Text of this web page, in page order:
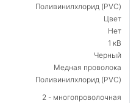
Поливинилхлорид (PVC)
Цвет
Нет
1 кВ
Черный
Медная проволока
Поливинилхлорид (PVC)
2 - многопроволочная